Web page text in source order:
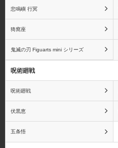
ゴール・D・ロジャー
ゲッコー・モリア
悲鳴嶼 行冥
猗窩座
鬼滅の刃 Figuarts mini シリーズ
呪術廻戦
呪術廻戦
伏黒恵
五条悟